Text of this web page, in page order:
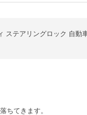
テアリングロック 自動
ちてきます。